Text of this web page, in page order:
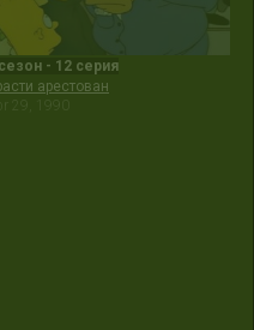
- 12 серия
арестован
29, 1990